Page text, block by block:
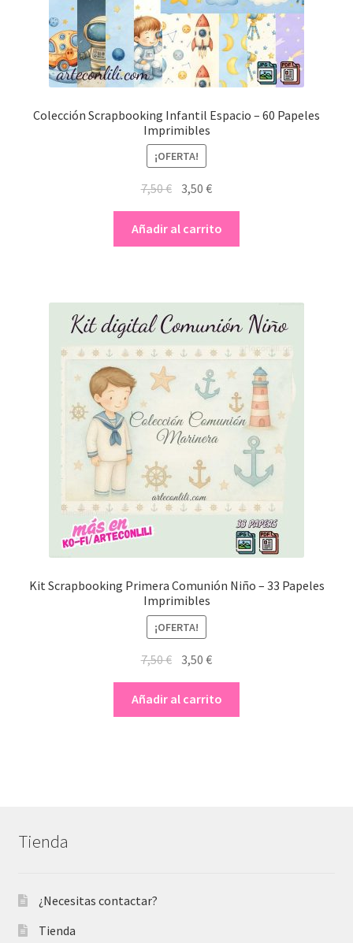
Colección Scrapbooking Infantil Espacio – 60 Papeles
Imprimibles
¡OFERTA!
7,50€ El
precio
original
era:
3,50€El
precio
actual
es:
Añadir al carrito
Kit Scrapbooking Primera Comunión Niño – 33 Papeles
Imprimibles
¡OFERTA!
7,50€ El
original
era:
3,50€El
actual
es:
Añadir al carrito
Tienda
¿Necesitas contactar?
Tienda